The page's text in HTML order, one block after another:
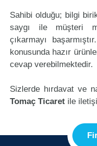
Sahibi olduğu; bilgi
saygı ile müşteri
çıkarmayı
konusunda hazır
cevap verebilmektedir.
Sizlerde hırdavat ve
Tomaç Ticaret ile